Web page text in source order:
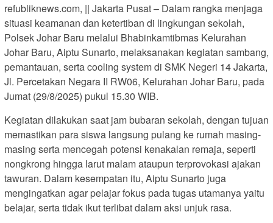
refubliknews.com, || Jakarta Pusat – Dalam rangka menjaga
situasi keamanan dan ketertiban di lingkungan sekolah,
Polsek Johar Baru melalui Bhabinkamtibmas Kelurahan
Johar Baru, Aiptu Sunarto, melaksanakan kegiatan sambang,
pemantauan, serta cooling system di SMK Negeri 14 Jakarta,
Jl. Percetakan Negara II RW06, Kelurahan Johar Baru, pada
Jumat (29/8/2025) pukul 15.30 WIB.
Kegiatan dilakukan saat jam bubaran sekolah, dengan tujuan
memastikan para siswa langsung pulang ke rumah masing-
masing serta mencegah potensi kenakalan remaja, seperti
nongkrong hingga larut malam ataupun terprovokasi ajakan
tawuran. Dalam kesempatan itu, Aiptu Sunarto juga
mengingatkan agar pelajar fokus pada tugas utamanya yaitu
belajar, serta tidak ikut terlibat dalam aksi unjuk rasa.